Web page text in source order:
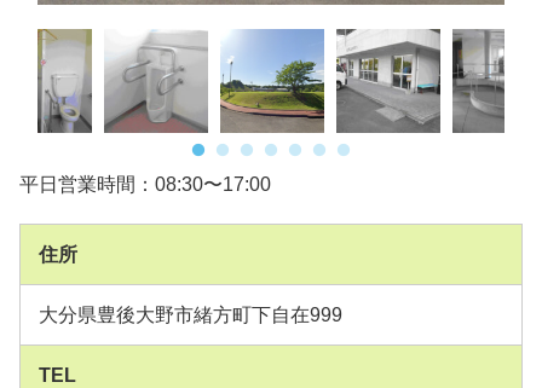
平日営業時間：08:30〜17:00
住所
大分県豊後大野市緒方町下自在999
TEL